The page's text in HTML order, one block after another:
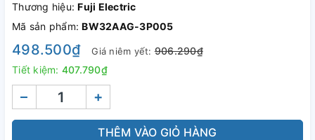
Thương hiệu:Fuji Electric
Mã sản phẩm:BW32AAG-3P005
498.500₫ Giá niêm yết:906.290₫
Tiết kiệm: 407.790₫
– +
THÊM VÀO GIỎ HÀNG